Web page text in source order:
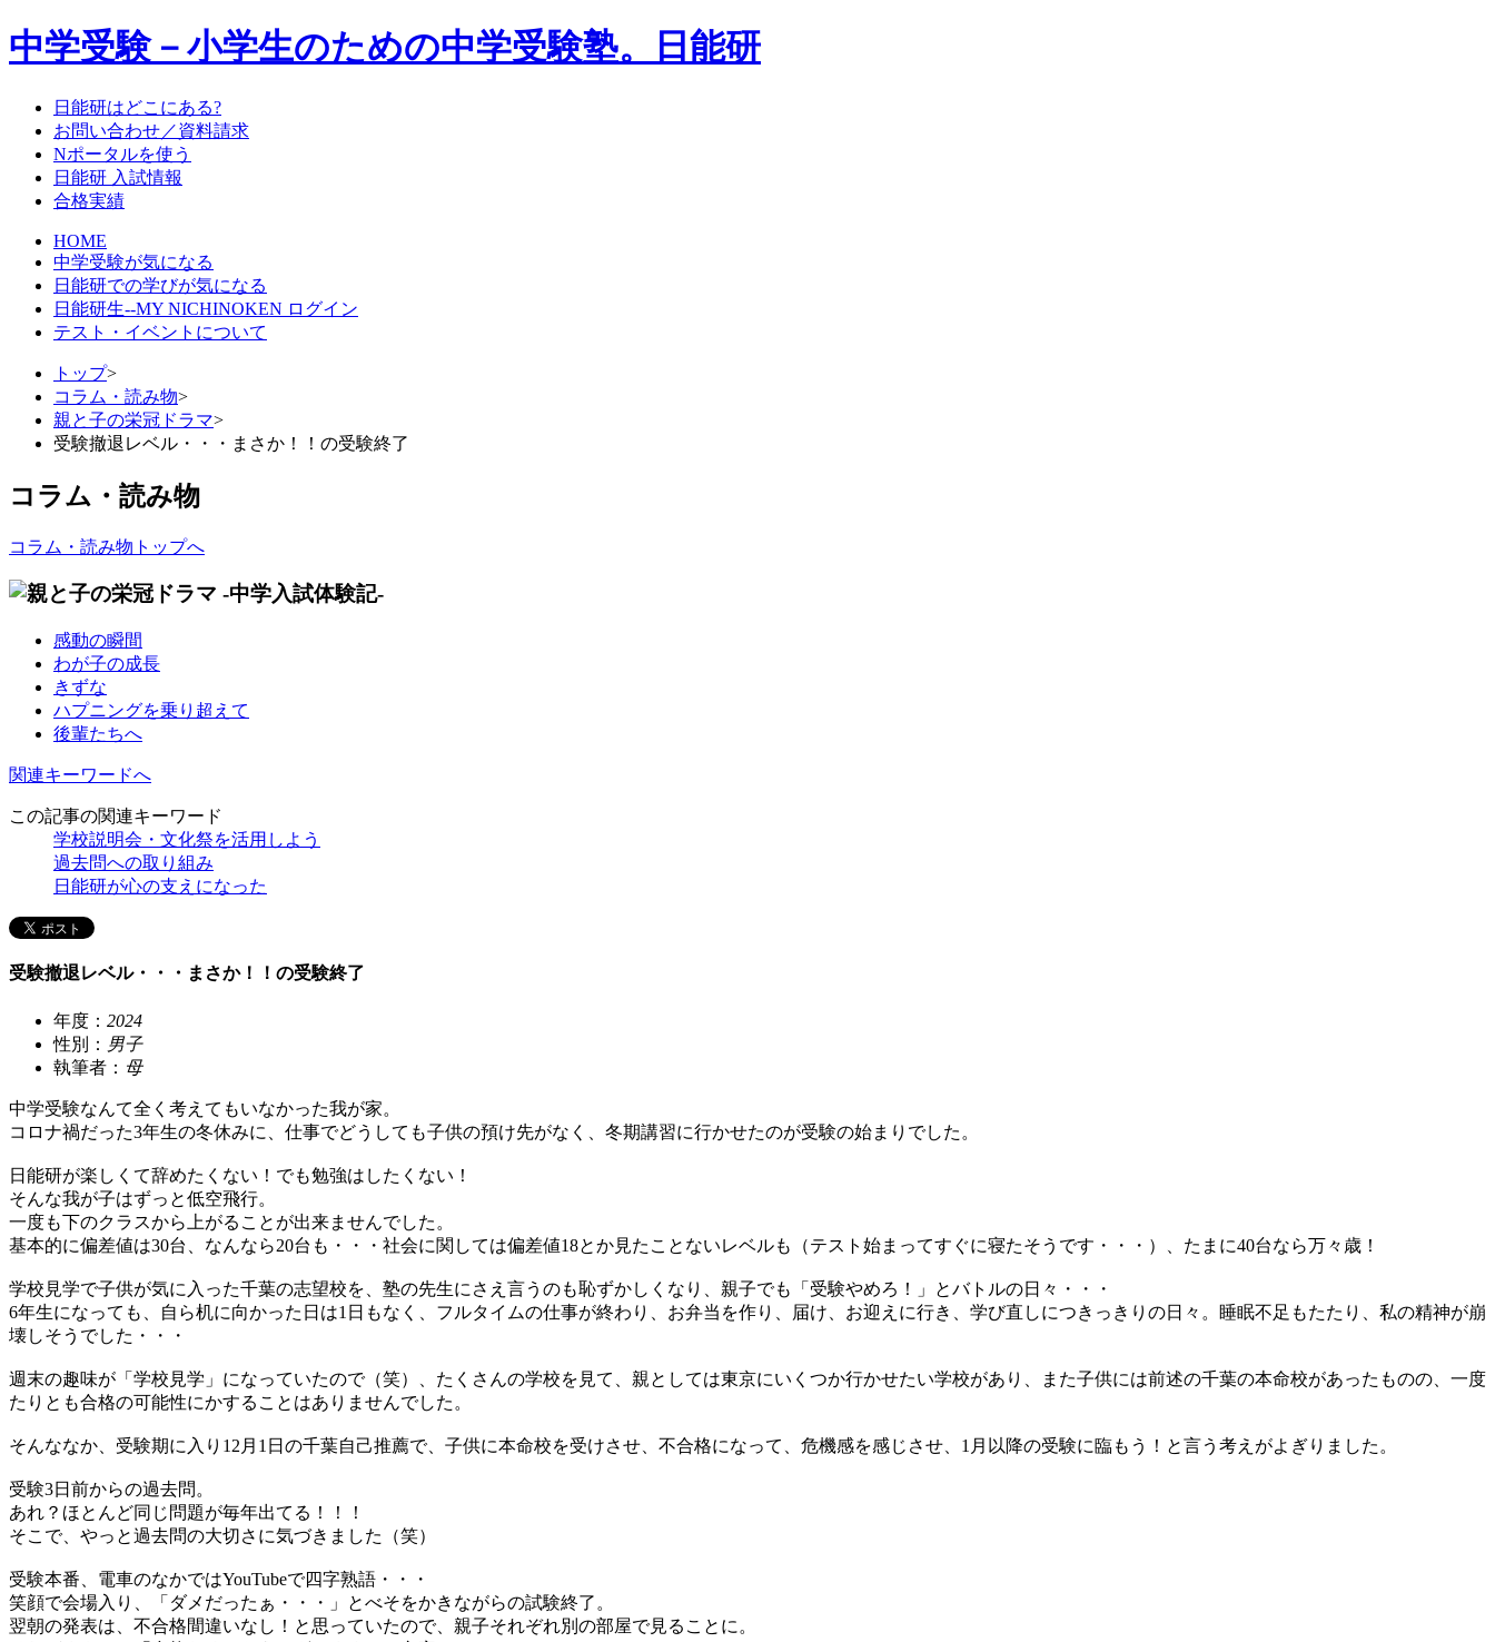
中学受験－小学生のための中学受験塾。日能研
日能研はどこにある?
お問い合わせ／資料請求
Nポータルを使う
日能研 入試情報
合格実績
HOME
中学受験が気になる
日能研での学びが気になる
日能研生--MY NICHINOKEN ログイン
テスト・イベントについて
トップ>
コラム・読み物>
親と子の栄冠ドラマ>
受験撤退レベル・・・まさか！！の受験終了
コラム・読み物
コラム・読み物トップへ
感動の瞬間
わが子の成長
きずな
ハプニングを乗り超えて
後輩たちへ
関連キーワードへ
この記事の関連キーワード
学校説明会・文化祭を活用しよう
過去問への取り組み
日能研が心の支えになった
受験撤退レベル・・・まさか！！の受験終了
年度： 2024
性別： 男子
執筆者： 母
中学受験なんて全く考えてもいなかった我が家。
コロナ禍だった3年生の冬休みに、仕事でどうしても子供の預け先がなく、冬期講習に行かせたのが受験の始まりでした。
日能研が楽しくて辞めたくない！でも勉強はしたくない！
そんな我が子はずっと低空飛行。
一度も下のクラスから上がることが出来ませんでした。
基本的に偏差値は30台、なんなら20台も・・・社会に関しては偏差値18とか見たことないレベルも（テスト始まってすぐに寝たそうです・・・）、たまに40台なら万々歳！
学校見学で子供が気に入った千葉の志望校を、塾の先生にさえ言うのも恥ずかしくなり、親子でも「受験やめろ！」とバトルの日々・・・
6年生になっても、自ら机に向かった日は1日もなく、フルタイムの仕事が終わり、お弁当を作り、届け、お迎えに行き、学び直しにつきっきりの日々。睡眠不足もたたり、私の精神が崩
壊しそうでした・・・
週末の趣味が「学校見学」になっていたので（笑）、たくさんの学校を見て、親としては東京にいくつか行かせたい学校があり、また子供には前述の千葉の本命校があったものの、一度
たりとも合格の可能性にかすることはありませんでした。
そんななか、受験期に入り12月1日の千葉自己推薦で、子供に本命校を受けさせ、不合格になって、危機感を感じさせ、1月以降の受験に臨もう！と言う考えがよぎりました。
受験3日前からの過去問。
あれ？ほとんど同じ問題が毎年出てる！！！
そこで、やっと過去問の大切さに気づきました（笑）
受験本番、電車のなかではYouTubeで四字熟語・・・
笑顔で会場入り、「ダメだったぁ・・・」とべそをかきながらの試験終了。
翌朝の発表は、不合格間違いなし！と思っていたので、親子それぞれ別の部屋で見ることに。